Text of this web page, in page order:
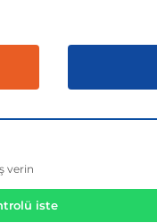
verin
iste